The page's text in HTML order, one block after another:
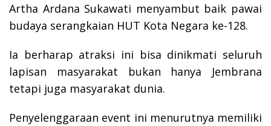
Artha Ardana Sukawati menyambut baik pawai
budaya serangkaian HUT Kota Negara ke-128.
Ia berharap atraksi ini bisa dinikmati seluruh
lapisan masyarakat bukan hanya Jembrana
tetapi juga masyarakat dunia.
Penyelenggaraan event ini menurutnya memiliki